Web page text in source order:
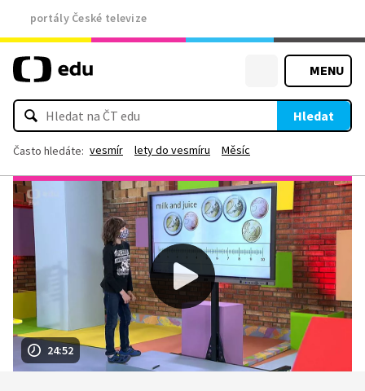
portály České televize
MENU
Hledat
Často hledáte: vesmír lety do vesmíru Měsíc
24:52